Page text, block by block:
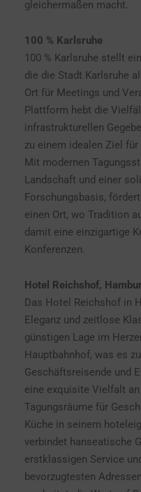
gleichermaßen macht.
100 % Karlsruhe
100 % Karlsruhe stellt
die die Stadt Karlsruhe
Ort für Meetings und
Plattform hebt die
infrastrukturellen
zu einem idealen Ziel
Mit modernen
Landschaft und einer
Forschungsbasis,
einen Ort, wo Tradition
damit eine einzigartige
Konferenzen.
Hotel Reichshof,
Das Hotel Reichshof in
Eleganz und zeitlose
günstigen Lage im
Hauptbahnhof, was es
Geschäftsreisende und
eine exquisite Vielfalt
Tagungsräume für
Küche in seinem
verbindet hanseatische
erstklassigen Service
bevorzugtesten